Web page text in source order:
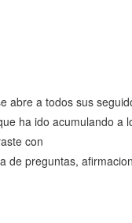
abre a todos sus
ha ido acumulando a
con
preguntas,